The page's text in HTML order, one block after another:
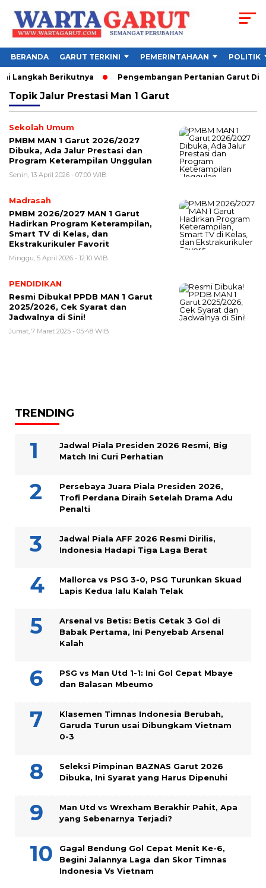
BERANDA GARUT TERKINI PEMERINTAHAAN POLITIK
Langkah Berikutnya Pengembangan Pertanian Garut
Topik Jalur Prestasi Man 1 Garut
Sekolah Umum
PMBM MAN 1 Garut 2026/2027
Dibuka, Ada Jalur Prestasi dan
Program Keterampilan Unggulan
Senin, 13 April 2026 - 07:00 WIB
Madrasah
PMBM 2026/2027 MAN 1 Garut
Hadirkan Program Keterampilan,
Smart TV di Kelas, dan
Ekstrakurikuler Favorit
Minggu, 5 April 2026 - 12:10 WIB
PENDIDIKAN
Resmi Dibuka! PPDB MAN 1 Garut
2025/2026, Cek Syarat dan
Jadwalnya di Sini!
Jumat, 7 Maret 2025 - 05:48 WIB
TRENDING
Jadwal Piala Presiden 2026 Resmi, Big
Match Ini Curi Perhatian
Persebaya Juara Piala Presiden 2026,
Trofi Perdana Diraih Setelah Drama Adu
Penalti
Jadwal Piala AFF 2026 Resmi Dirilis,
Indonesia Hadapi Tiga Laga Berat
Mallorca vs PSG 3-0, PSG Turunkan Skuad
Lapis Kedua lalu Kalah Telak
Arsenal vs Betis: Betis Cetak 3 Gol di
Babak Pertama, Ini Penyebab Arsenal
Kalah
PSG vs Man Utd 1-1: Ini Gol Cepat Mbaye
dan Balasan Mbeumo
Klasemen Timnas Indonesia Berubah,
Garuda Turun usai Dibungkam Vietnam
0-3
Seleksi Pimpinan BAZNAS Garut 2026
Dibuka, Ini Syarat yang Harus Dipenuhi
Man Utd vs Wrexham Berakhir Pahit, Apa
yang Sebenarnya Terjadi?
Gagal Bendung Gol Cepat Menit Ke-6,
Begini Jalannya Laga dan Skor Timnas
Indonesia Vs Vietnam